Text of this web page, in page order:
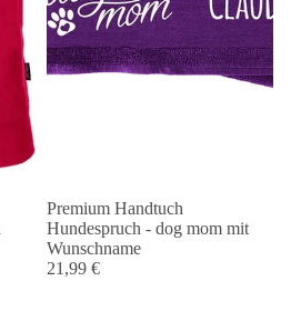
Premium Handtuch
Hundespruch - dog mom mit
Wunschname
21,99 €